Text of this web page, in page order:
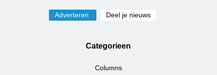
Adverteren Deel je nieuws
Categorieen
Columns